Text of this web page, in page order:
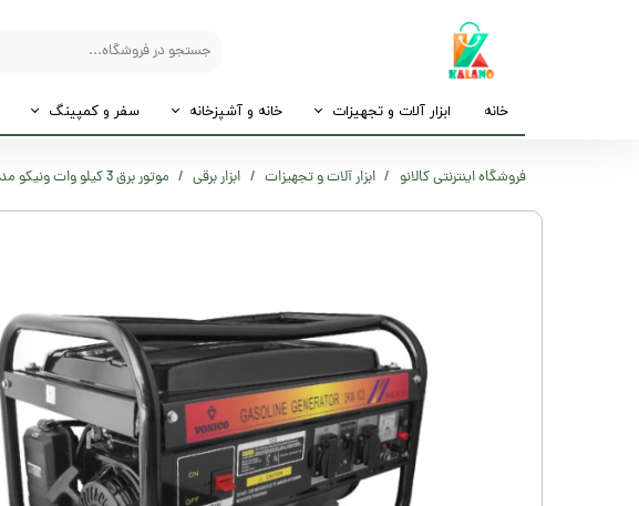
خانه ابزار آلات و تجهیزات خانه و آشپزخانه سفر و کمپینگ
فروشگاه اینترنتی کالانو ابزار آلات و تجهیزات ابزار برقی موتور برق 3 کیلو وات ونیکو مدل 3KW-IC3